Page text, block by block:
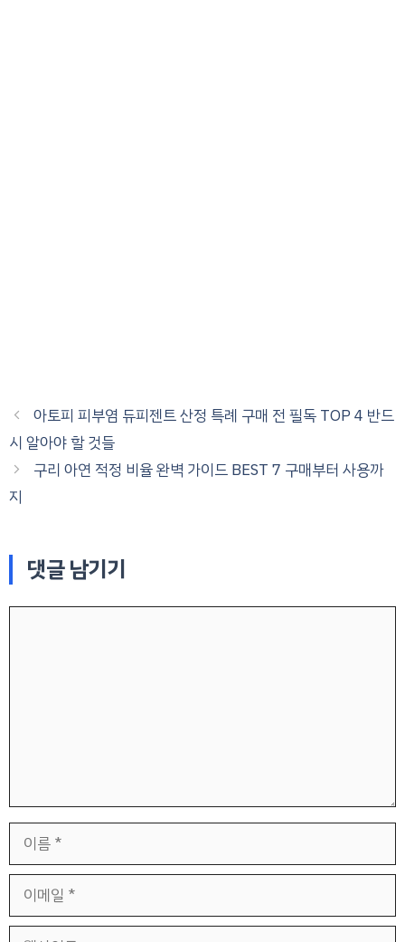
아토피 피부염 듀피젠트 산정 특례 구매 전 필독 TOP 4 반드
시 알아야 할 것들
구리 아연 적정 비율 완벽 가이드 BEST 7 구매부터 사용까
지
댓글 남기기
일